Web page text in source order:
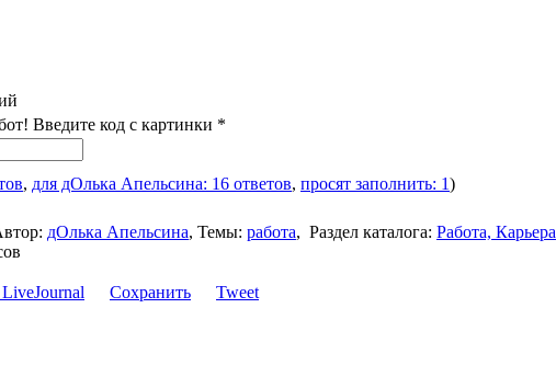
Введите код с картинки *
, для дОлька Апельсина: 16 ответов, просят заполнить: 1)
дОлька Апельсина, Темы: работа, Раздел каталога: Работа, Карьера
Сохранить Tweet